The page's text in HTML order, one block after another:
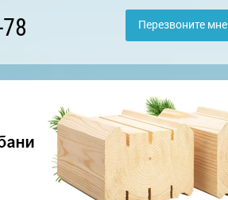
Перезвоните мне